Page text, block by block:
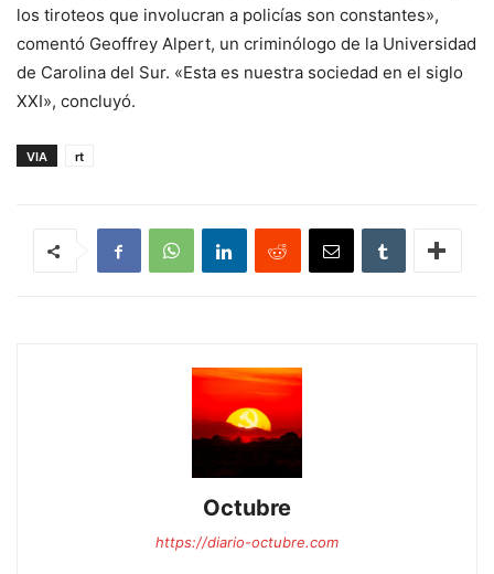
los tiroteos que involucran a policías son constantes»,
comentó Geoffrey Alpert, un criminólogo de la Universidad
de Carolina del Sur. «Esta es nuestra sociedad en el siglo
XXI», concluyó.
VIA rt
Octubre
https://diario-octubre.com